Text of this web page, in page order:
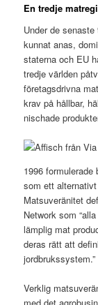
En tredje
Under de
kunnat anas,
staterna och EU
tredje världen
företagsdrivna
krav på hållbar,
nischade
1996
som ett
Matsuveränitet
Network som
lämplig mat
deras rätt att
jordbrukssystem.”
Verklig